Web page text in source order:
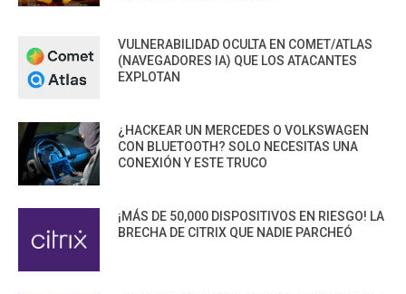
VULNERABILIDAD OCULTA EN COMET/ATLAS
(NAVEGADORES IA) QUE LOS ATACANTES
EXPLOTAN
¿HACKEAR UN MERCEDES O VOLKSWAGEN
CON BLUETOOTH? SOLO NECESITAS UNA
CONEXIÓN Y ESTE TRUCO
¡MÁS DE 50,000 DISPOSITIVOS EN RIESGO! LA
BRECHA DE CITRIX QUE NADIE PARCHEÓ